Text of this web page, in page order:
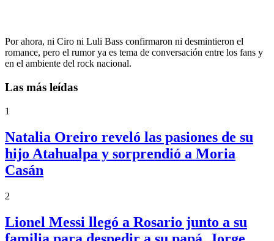
Por ahora, ni Ciro ni Luli Bass confirmaron ni desmintieron el
romance, pero el rumor ya es tema de conversación entre los fans y
en el ambiente del rock nacional.
Las más leídas
1
Natalia Oreiro reveló las pasiones de su
hijo Atahualpa y sorprendió a Moria
Casán
2
Lionel Messi llegó a Rosario junto a su